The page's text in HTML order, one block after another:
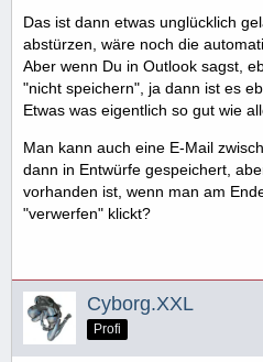
Das ist dann etwas unglücklich
abstürzen, wäre noch die
Aber wenn Du in Outlook sagst,
"nicht speichern", ja dann ist es
Etwas was eigentlich so gut wie
Man kann auch eine E-Mail
dann in Entwürfe gespeichert,
vorhanden ist, wenn man am
"verwerfen" klickt?
Cyborg.XXL
Profi